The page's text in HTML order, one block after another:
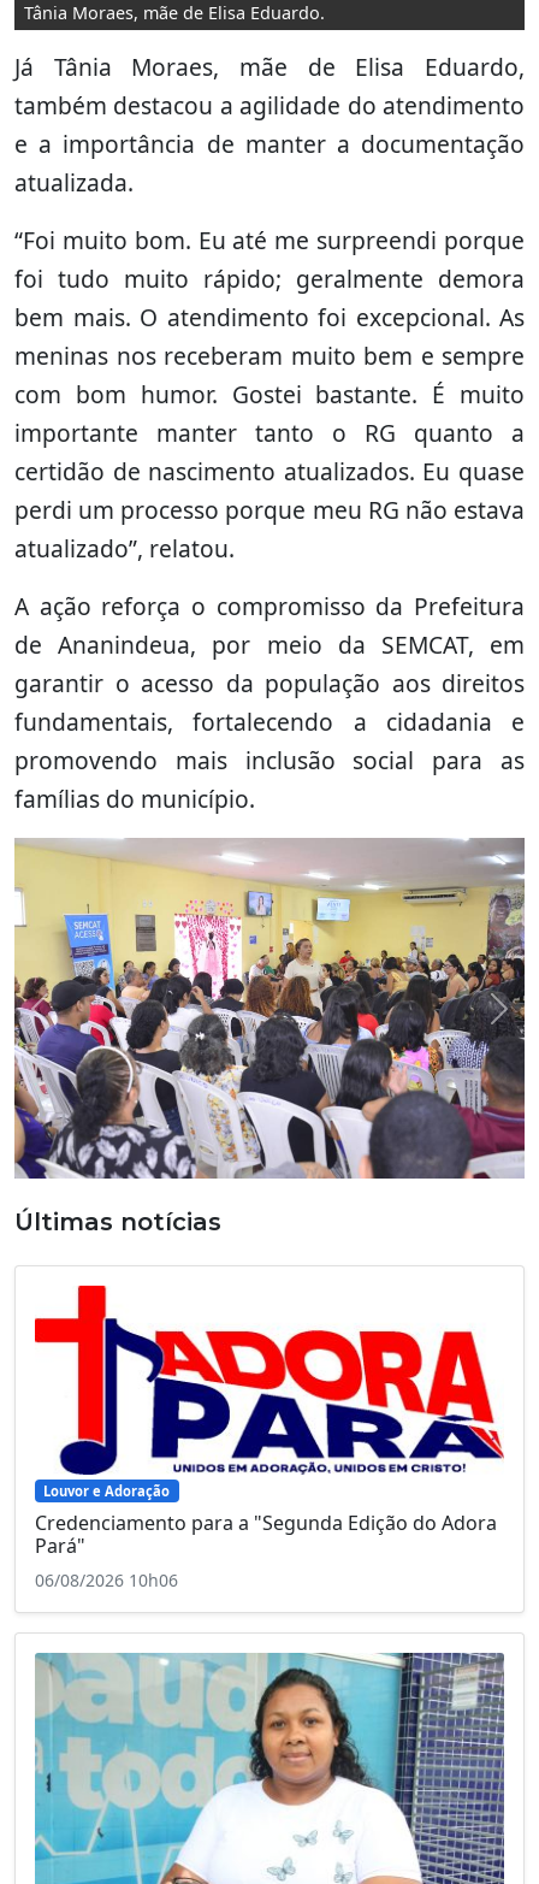
Tânia Moraes, mãe de Elisa Eduardo.
Já Tânia Moraes, mãe de Elisa Eduardo,
também destacou a agilidade do atendimento
e a importância de manter a documentação
atualizada.
“Foi muito bom. Eu até me surpreendi porque
foi tudo muito rápido; geralmente demora
bem mais. O atendimento foi excepcional. As
meninas nos receberam muito bem e sempre
com bom humor. Gostei bastante. É muito
importante manter tanto o RG quanto a
certidão de nascimento atualizados. Eu quase
perdi um processo porque meu RG não estava
atualizado”, relatou.
A ação reforça o compromisso da Prefeitura
de Ananindeua, por meio da SEMCAT, em
garantir o acesso da população aos direitos
fundamentais, fortalecendo a cidadania e
promovendo mais inclusão social para as
famílias do município.
Previous
Últimas notícias
Louvor e Adoração
Credenciamento para a "Segunda Edição do Adora
Pará"
06/08/2026 10h06